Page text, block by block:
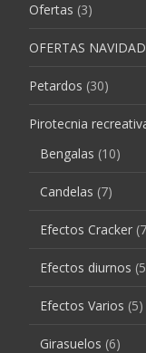
Ofertas (3)
OFERTAS
Petardos (30)
Pirotecnia
Bengalas (10)
Candelas (7)
Efectos Cracker
Efectos diurnos
Efectos Varios (5)
Girasuelos (6)